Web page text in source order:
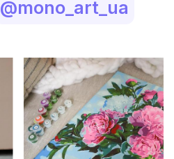
@mono_art_ua